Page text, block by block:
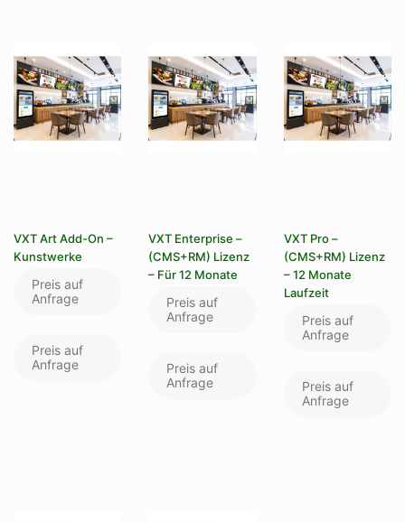
VXT Art Add-On –
Kunstwerke
Preis auf
Anfrage
Preis auf
Anfrage
VXT Enterprise –
(CMS+RM) Lizenz
– Für 12 Monate
Preis auf
Anfrage
Preis auf
Anfrage
VXT Pro –
(CMS+RM) Lizenz
– 12 Monate
Laufzeit
Preis auf
Anfrage
Preis auf
Anfrage